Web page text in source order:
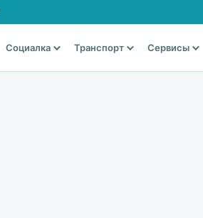
Социалка Транспорт Сервисы